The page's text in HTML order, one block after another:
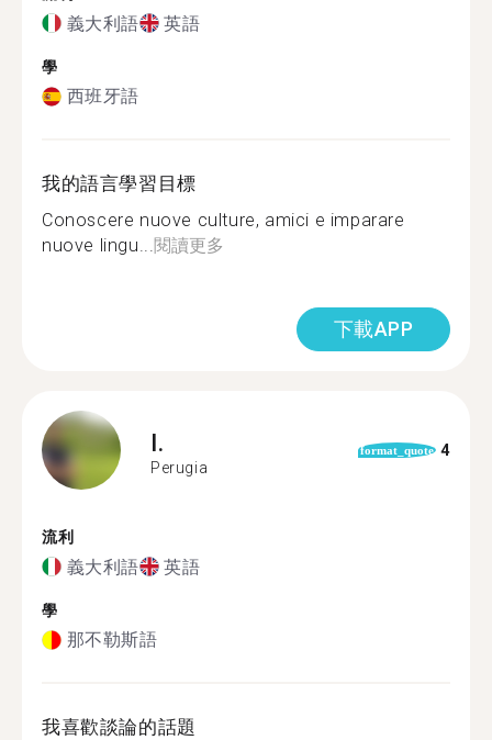
義大利語 英語
學
西班牙語
我的語言學習目標
Conoscere nuove culture, amici e imparare
nuove lingu...閱讀更多
下載APP
I.
Perugia
format_quote 4
流利
義大利語 英語
學
那不勒斯語
我喜歡談論的話題